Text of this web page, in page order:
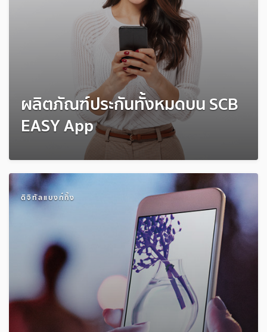
ผลิตภัณฑ์ประกันทั้งหมดบน SCB
EASY App
ดิจิทัลแบงก์กิ้ง